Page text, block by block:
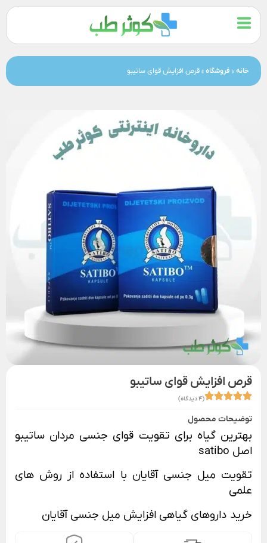
خانه» فروشگاه»قرص افزایش قوای ساتیبو
قرص افزایش قوای ساتیبو
(4 دیدگاه)
توضیحات محصول
بهترین گیاه برای تقویت قوای جنسی مردان ساتیبو
اصل satibo
تقویت میل جنسی آقایان با استفاده از روش های
علمی
خرید داروهای گیاهی افزایش میل جنسی آقایان